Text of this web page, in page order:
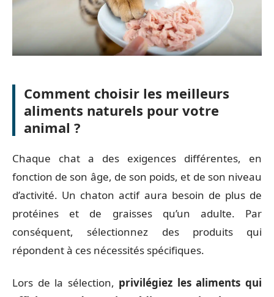
Comment choisir les meilleurs
aliments naturels pour votre
animal ?
Chaque chat a des exigences différentes, en
fonction de son âge, de son poids, et de son niveau
d’activité. Un chaton actif aura besoin de plus de
protéines et de graisses qu’un adulte. Par
conséquent, sélectionnez des produits qui
répondent à ces nécessités spécifiques.
Lors de la sélection, privilégiez les aliments qui